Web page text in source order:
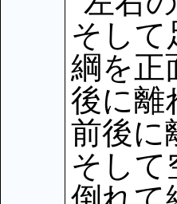
そして
綱を正
後に離
前後に
そして